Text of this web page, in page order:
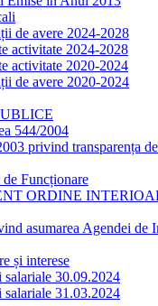
de avere 2024-2028
activitate 2024-2028
activitate 2020-2024
de avere 2020-2024
544/2004
privind transparența
Funcționare
ORDINE
asumarea Agendei
și interese
salariale 30.09.2024
salariale 31.03.2024